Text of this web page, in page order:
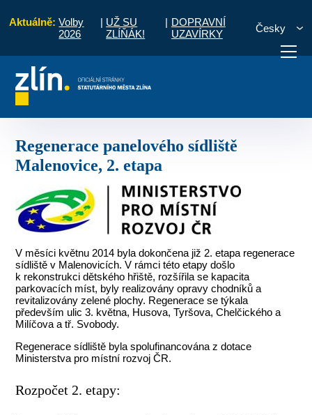
Aktuálně: Volby
2026
| UŽ SU
ZLÍŇÁK!
| DOPRAVNÍ
UZAVÍRKY
Česky
Potřebuji zaplatit
Regenerace panelového sídliště
Malenovice, 2. etapa
V měsíci květnu 2014 byla dokončena již 2. etapa regenerace
sídliště v Malenovicích. V rámci této etapy došlo
k rekonstrukci dětského hřiště, rozšířila se kapacita
parkovacích míst, byly realizovány opravy chodníků a
revitalizovány zelené plochy. Regenerace se týkala
především ulic 3. května, Husova, Tyršova, Chelčického a
Milíčova a tř. Svobody.
Regenerace sídliště byla spolufinancována z dotace
Ministerstva pro místní rozvoj ČR.
Rozpočet 2. etapy: